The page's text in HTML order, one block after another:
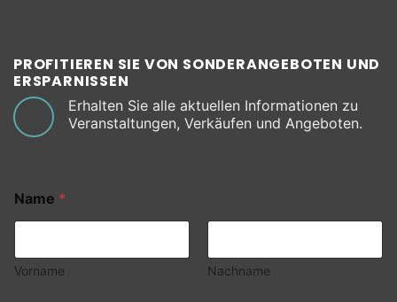
PROFITIEREN SIE VON SONDERANGEBOTEN UND
ERSPARNISSEN
Erhalten Sie alle aktuellen Informationen zu
Veranstaltungen, Verkäufen und Angeboten.
Name *
Vorname Nachname